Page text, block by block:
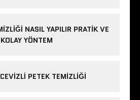
NASIL YAPILIR PRATIK VE
KOLAY YÖNTEM
PETEK TEMIZLIĞI